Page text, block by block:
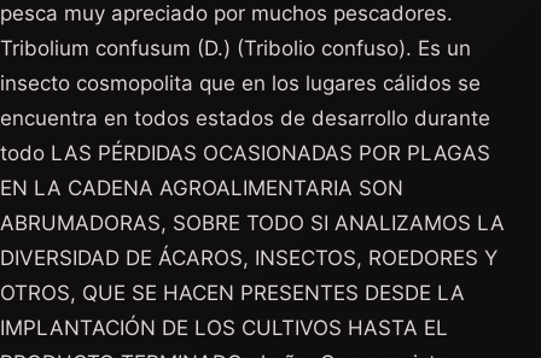
pesca muy apreciado por muchos pescadores.
Tribolium confusum (D.) (Tribolio confuso). Es un
insecto cosmopolita que en los lugares cálidos se
encuentra en todos estados de desarrollo durante
todo LAS PÉRDIDAS OCASIONADAS POR PLAGAS
EN LA CADENA AGROALIMENTARIA SON
ABRUMADORAS, SOBRE TODO SI ANALIZAMOS LA
DIVERSIDAD DE ÁCAROS, INSECTOS, ROEDORES Y
OTROS, QUE SE HACEN PRESENTES DESDE LA
IMPLANTACIÓN DE LOS CULTIVOS HASTA EL